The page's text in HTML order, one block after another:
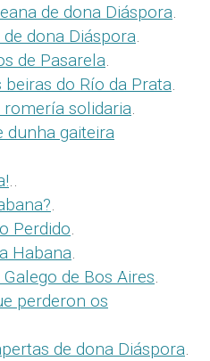
de dona Diáspora.
dona Diáspora.
de Pasarela.
do Río da Prata.
romería solidaria.
dunha gaiteira
..
.
Perdido.
Habana.
de Bos Aires.
perderon os
de dona Diáspora.